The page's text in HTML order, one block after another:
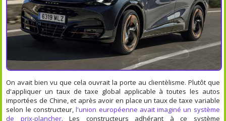
On avait bien vu que cela ouvrait la porte au clientèlisme. Plutôt que
d'appliquer un taux de taxe global applicable à toutes les autos
importées de Chine, et après avoir en place un taux de taxe variable
selon le constructeur,l'union européenne avait imaginé un système
de prix-plancher. Les constructeurs adhérant à ce système